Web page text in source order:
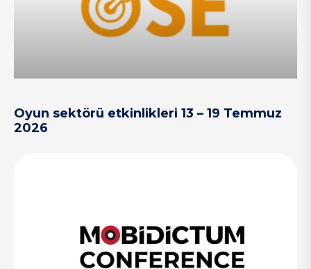
Oyun sektörü etkinlikleri 13 – 19 Temmuz
2026